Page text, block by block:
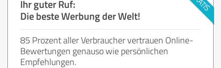
Ihr guter Ruf:
Die beste Werbung der Welt!
85 Prozent aller Verbraucher vertrauen Online-
Bewertungen genauso wie persönlichen
Empfehlungen.